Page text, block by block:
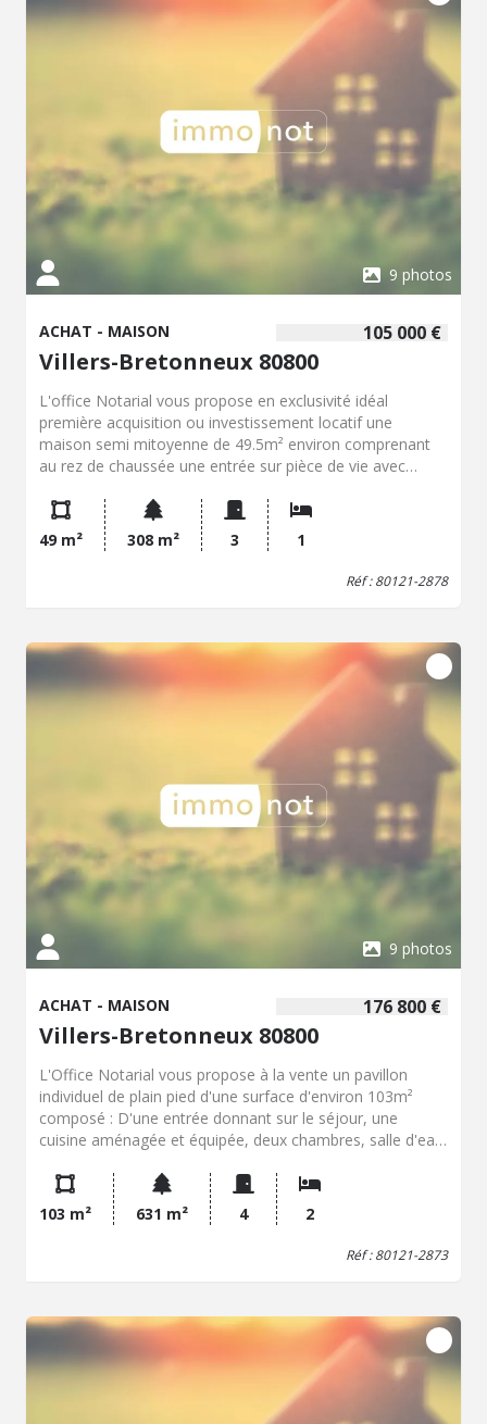
9 photos
105 000 €
ACHAT - MAISON
Villers-Bretonneux 80800
L'office Notarial vous propose en exclusivité idéal
première acquisition ou investissement locatif une
maison semi mitoyenne de 49.5m² environ comprenant
au rez de chaussée une entrée sur pièce de vie avec
indépendant. A l'étage un palier desservant une chambre
avec accès grenier et une salle d'eau avec douche et
vasque. A l'extérieur un jardin clos de grillage sur une
parcelle d'environ 308 m² avec terrasse couverte. Une
roulants électriques, chauffage électrique, ballon d'eau
chaude électrique, VMC et assainissement par tout à
l'égout. Taxe foncière 531€/an.
49 m² 308 m² 3 1
Réf : 80121-2878
9 photos
176 800 €
ACHAT - MAISON
Villers-Bretonneux 80800
L'Office Notarial vous propose à la vente un pavillon
individuel de plain pied d'une surface d'environ 103m²
composé : D'une entrée donnant sur le séjour, une
cuisine aménagée et équipée, deux chambres, salle d'eau
donnant accès à un cellier et au garage. A l'extérieur un
jardin clos de murs sur une parcelle de 631m² accessible
par un portail permettant de sécurisé des véhicules,
terrasse, atelier, cabanon de jardin, un garage.
tuiles béton nettoyée et traitée il y a 3 ans, fibre et
assainissement par tout à l'égout. Taxe foncière 1129€
103 m² 631 m² 4 2
Réf : 80121-2873